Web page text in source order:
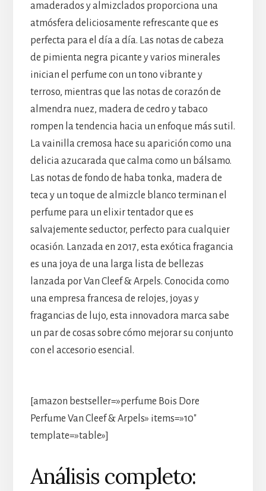
amaderados y almizclados proporciona una
atmósfera deliciosamente refrescante que es
perfecta para el día a día. Las notas de cabeza
de pimienta negra picante y varios minerales
inician el perfume con un tono vibrante y
terroso, mientras que las notas de corazón de
almendra nuez, madera de cedro y tabaco
rompen la tendencia hacia un enfoque más sutil.
La vainilla cremosa hace su aparición como una
delicia azucarada que calma como un bálsamo.
Las notas de fondo de haba tonka, madera de
teca y un toque de almizcle blanco terminan el
perfume para un elixir tentador que es
salvajemente seductor, perfecto para cualquier
ocasión. Lanzada en 2017, esta exótica fragancia
es una joya de una larga lista de bellezas
lanzada por Van Cleef & Arpels. Conocida como
una empresa francesa de relojes, joyas y
fragancias de lujo, esta innovadora marca sabe
un par de cosas sobre cómo mejorar su conjunto
con el accesorio esencial.
[amazon bestseller=»perfume Bois Dore
Perfume Van Cleef & Arpels» items=»10″
template=»table»]
Análisis completo: